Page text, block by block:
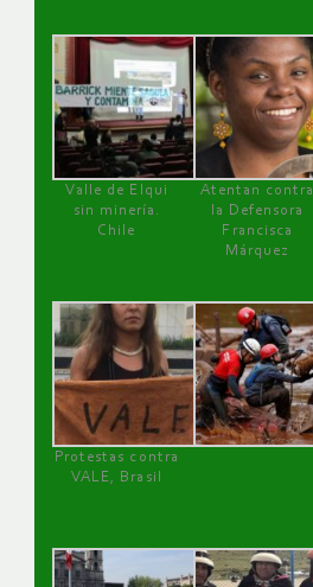
Valle de Elqui
sin minería.
Chile
Atentan contra
la Defensora
Francisca
Márquez
Protestas contra
VALE, Brasil